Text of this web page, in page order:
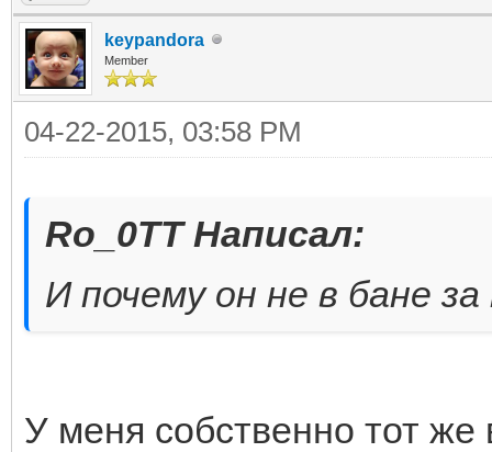
keypandora
Member
04-22-2015, 03:58 PM
Ro_0TT Написал:
И почему он не в бане
У меня собственно тот же